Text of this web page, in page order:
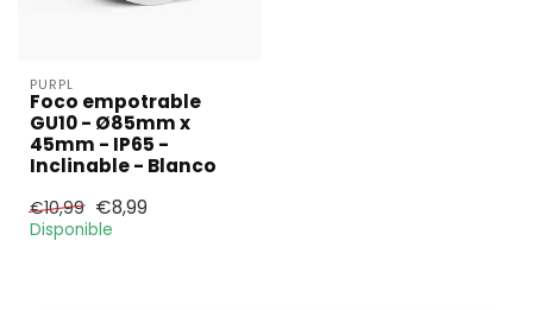
PURPL
Foco empotrable
GU10 - Ø85mm x
45mm - IP65 -
Inclinable - Blanco
€10,99 €8,99
Disponible